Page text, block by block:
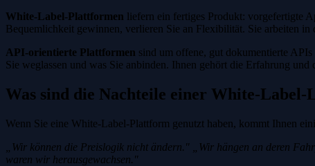
White-Label-Plattformen liefern ein fertiges Produkt: vorgefertigte
Bequemlichkeit gewinnen, verlieren Sie an Flexibilität. Sie arbeiten in
API-orientierte Plattformen sind um offene, gut dokumentierte
Sie weglassen und was Sie anbinden. Ihnen gehört die Erfahrung
Was sind die Nachteile einer White-
Wenn Sie eine White-Label-Plattform genutzt haben, kommt Ihnen
„Wir können die Preislogik nicht ändern."
„Wir hängen an deren
waren wir herausgewachsen."